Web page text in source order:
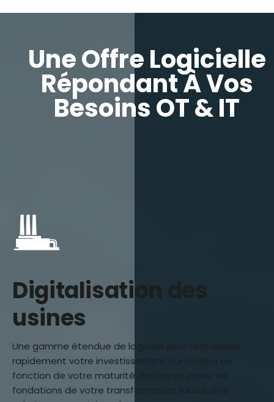
Une Offre Logicielle
Répondant À Vos
Besoins OT & IT
Digitalisation des
usines
Une gamme étendue de logiciels pour rentabiliser
rapidement votre investissement numérique en
fonction de votre maturité digitale et poser les
fondations de votre transformation future. Des